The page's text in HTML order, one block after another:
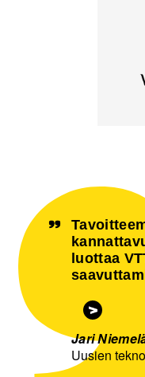
luottaa
Jari
Uusien